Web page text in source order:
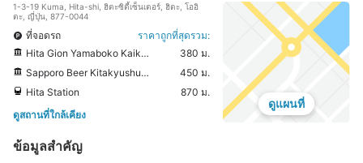
1-3-19 Kuma, Hita-shi, ฮิตะซิตี้เซ็นเตอร์, ฮิตะ, โออิ
ตะ, ญี่ปุ่น, 877-0044
ที่จอดรถ
ราคาถูกที่สุดรวม:
Hita Gion Yamaboko Kaikan
380 ม.
Sapporo Beer Kitakyushu Factory
450 ม.
Hita Station
870 ม.
ดูสถานที่ใกล้เคียง
ดูแผนที่
ข้อมูลสำคัญ